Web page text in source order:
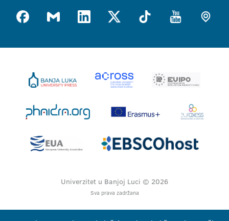
Univerzitet u Banjoj Luci © 2026
Sva prava zadržana